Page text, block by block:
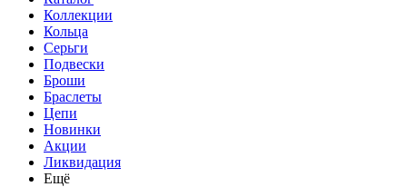
Коллекции
Кольца
Серьги
Подвески
Броши
Браслеты
Цепи
Новинки
Акции
Ликвидация
Ещё